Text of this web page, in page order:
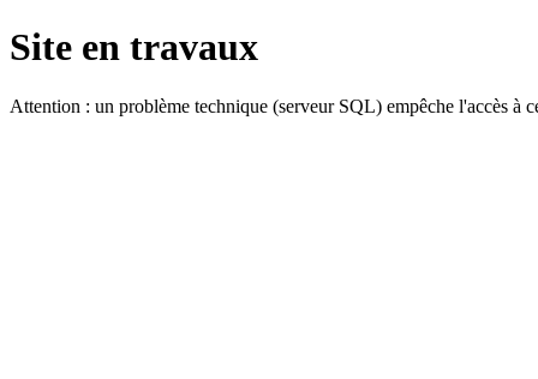
Site en travaux
Attention : un problème technique (serveur SQL) empêche l'accès à